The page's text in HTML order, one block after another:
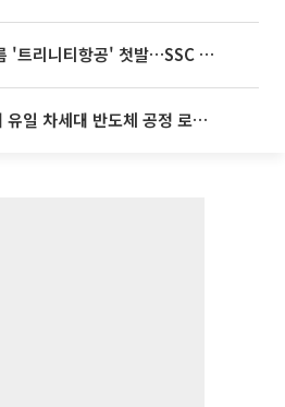
티웨이항공, 새 이름 '트리니티항공' 첫발…SSC 전략 본격화
라온로보틱스, 국내 유일 차세대 반도체 공정 로봇 개발 ‘고객사 테스트 진행’